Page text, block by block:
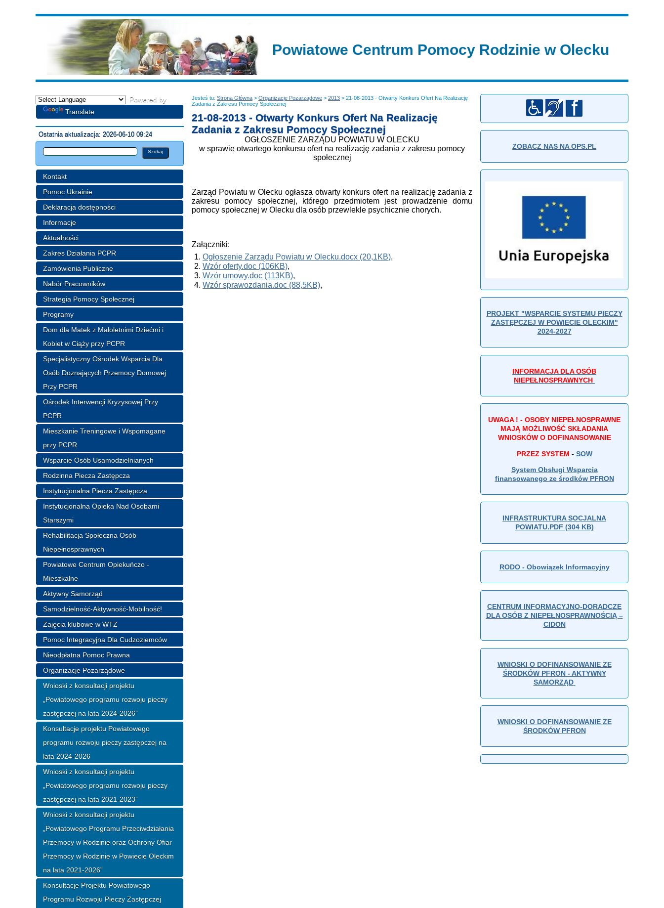
Powiatowe Centrum Pomocy Rodzinie w Olecku
Powered by
Translate
Ostatnia aktualizacja: 2026-06-10 09:24
Kontakt
Pomoc Ukrainie
Deklaracja dostępności
Informacje
Aktualności
Zakres Działania PCPR
Zamówienia Publiczne
Nabór Pracowników
Strategia Pomocy Społecznej
Programy
Dom dla Matek z Małoletnimi Dziećmi i
Kobiet w Ciąży przy PCPR
Specjalistyczny Ośrodek Wsparcia Dla
Osób Doznających Przemocy Domowej
Przy PCPR
Ośrodek Interwencji Kryzysowej Przy
PCPR
Mieszkanie Treningowe i Wspomagane
przy PCPR
Wsparcie Osób Usamodzielnianych
Rodzinna Piecza Zastępcza
Instytucjonalna Piecza Zastępcza
Instytucjonalna Opieka Nad Osobami
Starszymi
Rehabilitacja Społeczna Osób
Niepełnosprawnych
Powiatowe Centrum Opiekuńczo -
Mieszkalne
Aktywny Samorząd
Samodzielność-Aktywność-Mobilność!
Zajęcia klubowe w WTZ
Pomoc Integracyjna Dla Cudzoziemców
Nieodpłatna Pomoc Prawna
Organizacje Pozarządowe
Wnioski z konsultacji projektu
„Powiatowego programu rozwoju pieczy
zastępczej na lata 2024-2026”
Konsultacje projektu Powiatowego
programu rozwoju pieczy zastępczej na
lata 2024-2026
Wnioski z konsultacji projektu
„Powiatowego programu rozwoju pieczy
zastępczej na lata 2021-2023”
Wnioski z konsultacji projektu
„Powiatowego Programu Przeciwdziałania
Przemocy w Rodzinie oraz Ochrony Ofiar
Przemocy w Rodzinie w Powiecie Oleckim
na lata 2021-2026”
Konsultacje Projektu Powiatowego
Programu Rozwoju Pieczy Zastępczej
Jesteś tu: Strona Główna > Organizacje Pozarządowe > 2013 > 21-08-2013 - Otwarty Konkurs Ofert Na Realizację
Zadania z Zakresu Pomocy Społecznej
21-08-2013 - Otwarty Konkurs Ofert Na Realizację
Zadania z Zakresu Pomocy Społecznej
OGŁOSZENIE ZARZĄDU POWIATU W OLECKU
w sprawie otwartego konkursu ofert na realizację zadania z zakresu pomocy
społecznej
Zarząd Powiatu w Olecku ogłasza otwarty konkurs ofert na realizację zadania z
zakresu pomocy społecznej, którego przedmiotem jest prowadzenie domu
pomocy społecznej w Olecku dla osób przewlekle psychicznie chorych.
Załączniki:
Ogłoszenie Zarządu Powiatu w Olecku.docx (20,1KB),
Wzór oferty.doc (106KB),
Wzór umowy.doc (113KB),
Wzór sprawozdania.doc (88,5KB),
ZOBACZ NAS NA OPS.PL
PROJEKT "WSPARCIE SYSTEMU PIECZY
ZASTĘPCZEJ W POWIECIE OLECKIM"
2024-2027
INFORMACJA DLA OSÓB
NIEPEŁNOSPRAWNYCH
UWAGA ! - OSOBY NIEPEŁNOSPRAWNE
MAJĄ MOŻLIWOŚĆ SKŁADANIA
WNIOSKÓW O DOFINANSOWANIE
PRZEZ SYSTEM - SOW
System Obsługi Wsparcia
finansowanego ze środków PFRON
INFRASTRUKTURA SOCJALNA
POWIATU.PDF (304 KB)
RODO - Obowiązek Informacyjny
CENTRUM INFORMACYJNO-DORADCZE
DLA OSÓB Z NIEPEŁNOSPRAWNOŚCIĄ –
CIDON
WNIOSKI O DOFINANSOWANIE ZE
ŚRODKÓW PFRON - AKTYWNY
SAMORZĄD
WNIOSKI O DOFINANSOWANIE ZE
ŚRODKÓW PFRON